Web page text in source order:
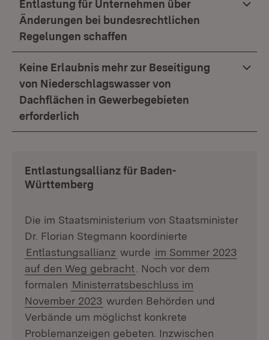
Entlastung für Unternehmen über
Änderungen bei bundesrechtlichen
Regelungen schaffen
Keine Erlaubnis mehr zur Beseitigung
von Niederschlagswasser von
Dachflächen in Gewerbegebieten
erforderlich
Entlastungsallianz für Baden-
Württemberg
Die im Staatsministerium von Staatsminister
Dr. Florian Stegmann koordinierte
Entlastungsallianz wurde im Sommer 2023
auf den Weg gebracht . Noch vor dem
formalen Ministerratsbeschluss im
November 2023 wurden Behörden und
Verbände um möglichst konkrete
Problemanzeigen gebeten. Inzwischen